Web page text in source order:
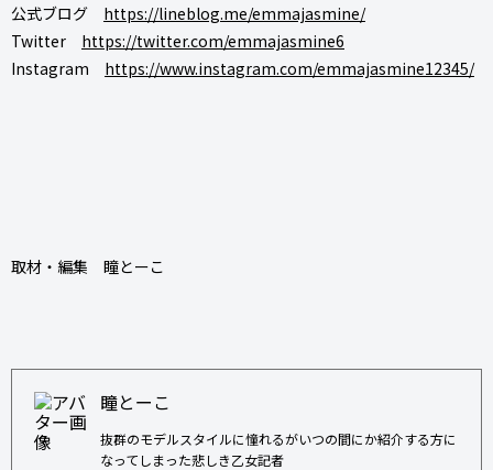
公式ブログ https://lineblog.me/emmajasmine/
Twitter https://twitter.com/emmajasmine6
Instagram https://www.instagram.com/emmajasmine12345/
取材・編集 瞳とーこ
瞳とーこ
抜群のモデルスタイルに憧れるがいつの間にか紹介する方に
なってしまった悲しき乙女記者